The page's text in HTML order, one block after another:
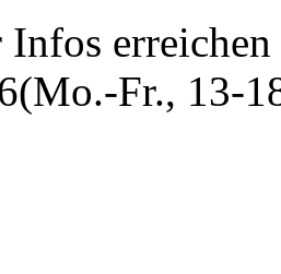
Infos
Fr., 13-